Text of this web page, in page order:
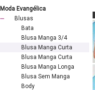
Moda Evangélica
Blusas
Bata
Blusa Manga 3/4
Blusa Manga Curta
Blusa Manga Curta
Blusa Manga Longa
Blusa Sem Manga
Body